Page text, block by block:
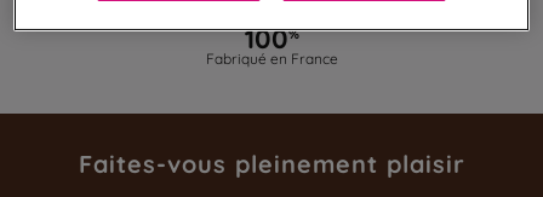
100%
Fabriqué en France
Faites-vous pleinement plaisir